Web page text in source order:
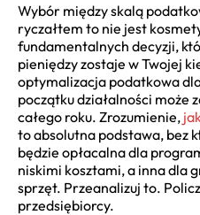
Wybór między skalą
ryczałtem to nie jest
fundamentalnych decyzji,
pieniędzy zostaje w Twojej
optymalizacja podatkowa
początku działalności może
całego roku. Zrozumienie,
to absolutna podstawa, bez
będzie opłacalna dla
niskimi kosztami, a inna dla
sprzęt. Przeanalizuj to.
przedsiębiorcy.